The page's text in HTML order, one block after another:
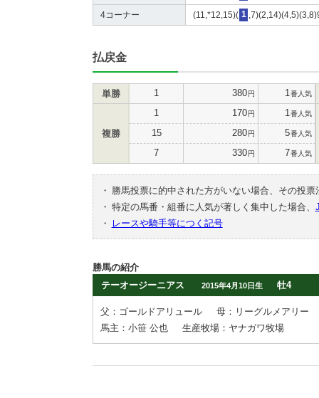
4コーナー (11,*12,15)( 1
払戻金
単勝 1 380円 1 番人気
複勝
1 170円 1 番人気
15 280円 5番人気
7 330円 7番人気
・
勝馬投票に的中された方がいない場合、その投
・ 特定の馬番・組番に人気が著しく集中した場合、
・
レースや騎手等につく記号
勝馬の紹介
テーオージーニアス
2015年4月10日生 牡4
父：ゴールドアリュール
母：リーグルメアリー
馬主：小笹 公也
生産牧場：ヤナガワ牧場